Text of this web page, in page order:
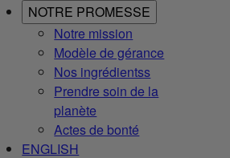
NOTRE PROMESSE
Notre mission
Modèle de gérance
Nos ingrédientss
Prendre soin de la
planète
Actes de bonté
ENGLISH